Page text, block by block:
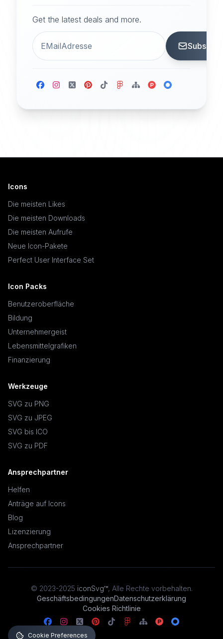
Get the latest deals and more.
Icons
Die meisten Likes
Die meisten Downloads
Die meisten Aufrufe
Neue Icon-Pakete
Perfect User Interface Set
Icon Packs
Benutzeroberfläche
Bildung
Unternehmergeist
Lebensmittelgrafiken
Finanzierung
Werkzeuge
SVG zu PNG
SVG zu JPEG
SVG bis ICO
SVG zu PDF
Ansprechpartner
Helfen
Anträge auf Icons
Blog
Lizenzierung
Ansprechpartner
© 2023-2025 iconSvg™, Alle Rechte vorbehalten.
GeschäftsbedingungenDatenschutzerklärung
Cookies Richtlinie
Cookie Preferences